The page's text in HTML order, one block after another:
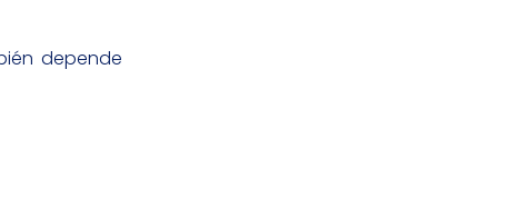
depende